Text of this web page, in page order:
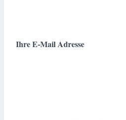
Ihre E-Mail Adresse